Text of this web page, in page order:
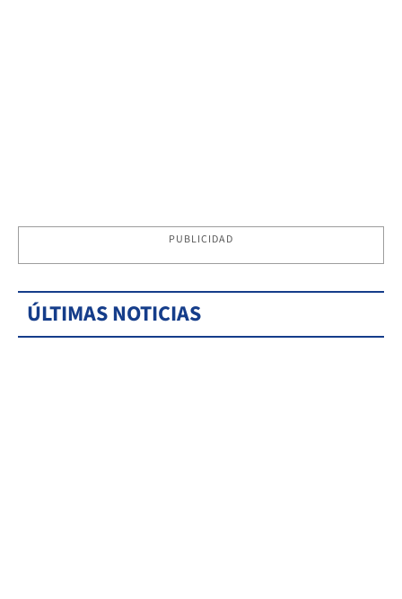
PUBLICIDAD
ÚLTIMAS NOTICIAS